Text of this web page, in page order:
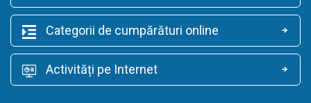
Categorii de cumpărături online
Activități pe Internet